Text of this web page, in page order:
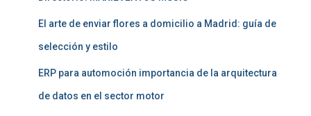
El arte de enviar flores a domicilio a Madrid: guía de
selección y estilo
ERP para automoción importancia de la arquitectura
de datos en el sector motor